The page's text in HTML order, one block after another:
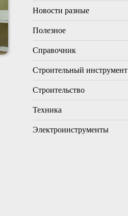
Новости разные
Полезное
Справочник
Строительный инструмент
Строительство
Техника
Электроинструменты